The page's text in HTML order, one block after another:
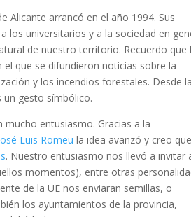
Alicante arrancó en el año 1994. Sus
los universitarios y a la sociedad en
de nuestro territorio. Recuerdo que
que se difundieron noticias sobre la
y los incendios forestales. Desde
un gesto símbólico.
entusiasmo. Gracias a la
Luis Romeu la idea avanzó y creo
. Nuestro entusiasmo nos llevó a invitar
momentos), entre otras
de la UE nos enviaran semillas, o
los ayuntamientos de la provincia,